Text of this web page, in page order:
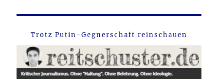
Trotz Putin-Gegnerschaft reinschauen